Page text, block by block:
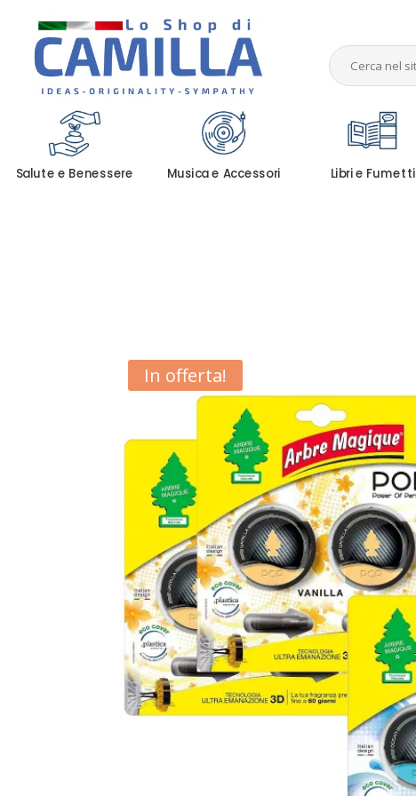
Salute e Benessere Musica e Accessori Libri e Fumetti
In offerta!